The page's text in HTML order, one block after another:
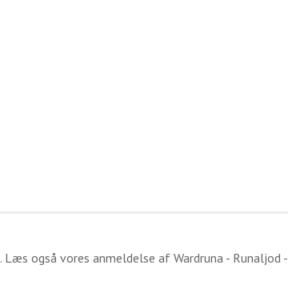
. Læs også vores anmeldelse af Wardruna - Runaljod -